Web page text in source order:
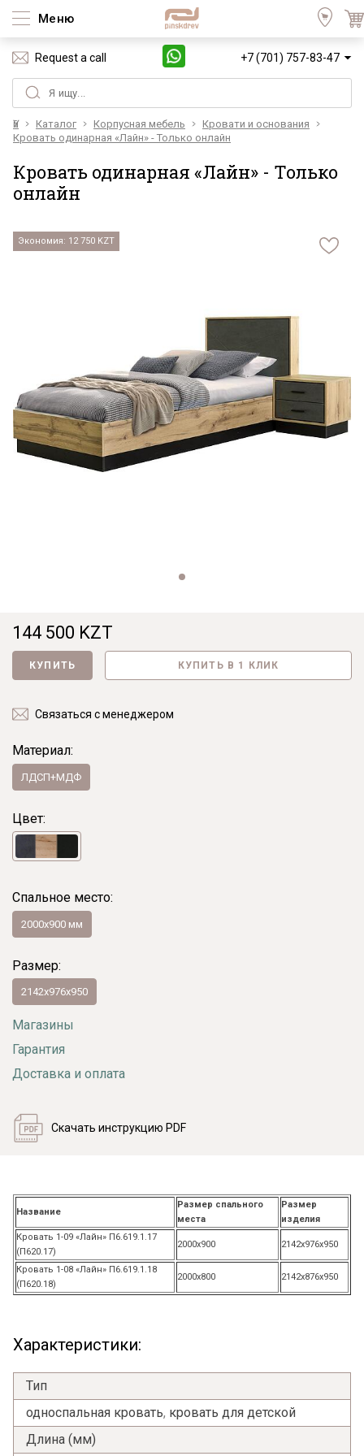
Меню
Request a call +7 (701) 757-83-47
Үй Каталог Корпусная мебель
Кровати и основания
Кровать одинарная «Лайн» - Только онлайн
Кровать одинарная «Лайн» - Только
онлайн
Экономия: 12 750 KZT
144 500 KZT
КУПИТЬ КУПИТЬ В 1 КЛИК
Связаться с менеджером
Материал:
ЛДСП+МДФ
Цвет:
Спальное место:
2000x900 мм
Размер:
2142х976х950
Магазины
Гарантия
Доставка и оплата
Скачать инструкцию PDF
Название
Размер спального
места
Размер
изделия
Кровать 1-09 «Лайн» П6.619.1.17
(П620.17)
2000х900 2142х976х950
Кровать 1-08 «Лайн» П6.619.1.18
(П620.18)
2000х800 2142х876х950
Характеристики:
Тип
односпальная кровать, кровать для детской
Длина (мм)